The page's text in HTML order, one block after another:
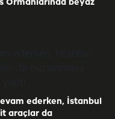
Ormanlarında beyaz
ederken, İstanbul
araçlar da